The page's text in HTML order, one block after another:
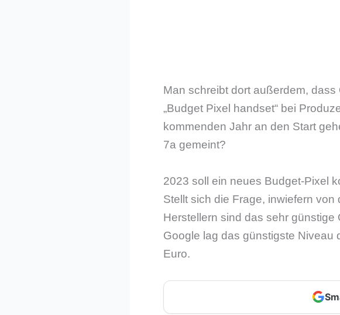
Man schreibt dort außerdem,
„Budget Pixel handset“ bei
kommenden Jahr an den Start
7a gemeint?
2023 soll ein neues Budget-Pixel
Stellt sich die Frage, inwiefern von
Herstellern sind das sehr
Google lag das günstigste Niveau
Euro.